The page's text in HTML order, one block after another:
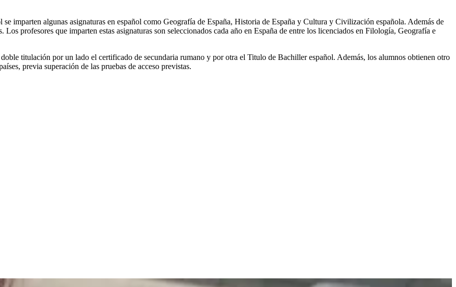
imparten algunas asignaturas en español como Geografía de España, Historia de España y Cultura y Civilización española. Además de
profesores que imparten estas asignaturas son seleccionados cada año en España de entre los licenciados en Filología, Geografía e
titulación por un lado el certificado de secundaria rumano y por otra el Titulo de Bachiller español. Además, los alumnos obtienen otro
previa superación de las pruebas de acceso previstas.